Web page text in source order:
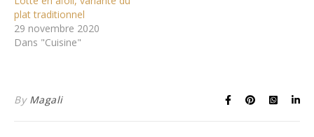
plat traditionnel
29 novembre 2020
Dans "Cuisine"
By Magali